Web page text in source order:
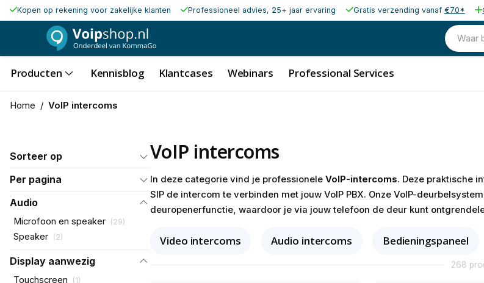
Kopen op rekening voor zakelijke klanten Professioneel advies, 25+ jaar ervaring Gratis verzending vanaf €70*
Waar
Producten Kennisblog Klantcases Webinars Professional Services
Home / VoIP intercoms
Sorteer op
Per pagina
Audio
Microfoon en speaker (29)
Speaker (2)
Display aanwezig
Touchscreen (1)
VoIP intercoms
In deze categorie vind je professionele VoIP-intercoms. Deze praktische
SIP de intercom te verbinden met jouw VoIP PBX. Onze VoIP-
deuropenerfunctie, waardoor je via jouw telefoon de deur kunt
Video intercoms Audio intercoms Bedieningspaneel
268